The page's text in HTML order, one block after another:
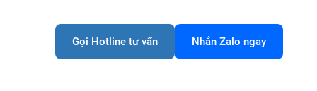
Gọi Hotline tư vấn Nhắn Zalo ngay